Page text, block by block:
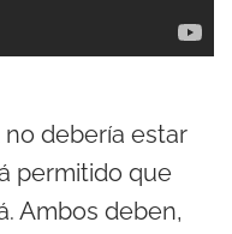
no debería estar
permitido que
Ambos deben,